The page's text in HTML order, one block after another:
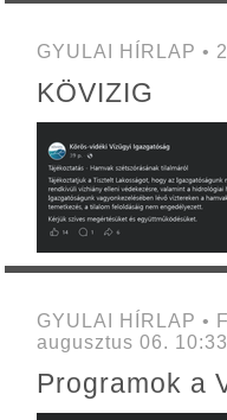
GYULAI HÍRLAP •
KÖVIZIG
GYULAI HÍRLAP •
augusztus 06. 10:33
Programok a